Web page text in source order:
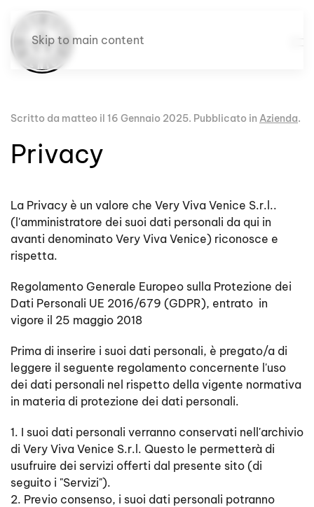
Skip to main content
Scritto da matteo il 16 Gennaio 2025. Pubblicato in Azienda.
Privacy
La Privacy è un valore che Very Viva Venice S.r.l..
(l'amministratore dei suoi dati personali da qui in
avanti denominato Very Viva Venice) riconosce e
rispetta.
Regolamento Generale Europeo sulla Protezione dei
Dati Personali UE 2016/679 (GDPR), entrato in
vigore il 25 maggio 2018
Prima di inserire i suoi dati personali, è pregato/a di
leggere il seguente regolamento concernente l'uso
dei dati personali nel rispetto della vigente normativa
in materia di protezione dei dati personali.
1. I suoi dati personali verranno conservati nell'archivio
di Very Viva Venice S.r.l. Questo le permetterà di
usufruire dei servizi offerti dal presente sito (di
seguito i "Servizi").
2. Previo consenso, i suoi dati personali potranno